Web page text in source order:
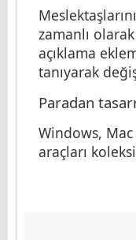
zamanlı
açıklama
tanıyarak
Paradan
Windows,
araçları